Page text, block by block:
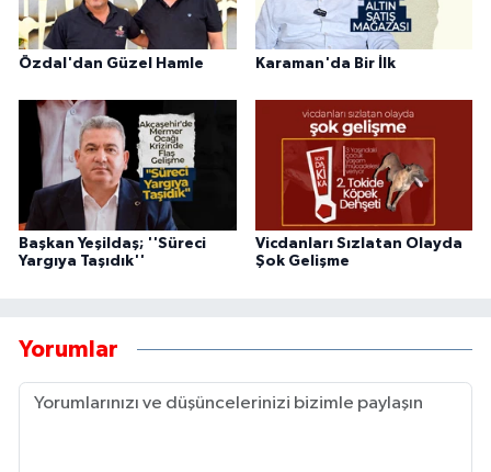
Özdal'dan Güzel Hamle Karaman'da Bir İlk
Başkan Yeşildaş; ''Süreci
Yargıya Taşıdık''
Vicdanları Sızlatan Olayda
Şok Gelişme
Yorumlar